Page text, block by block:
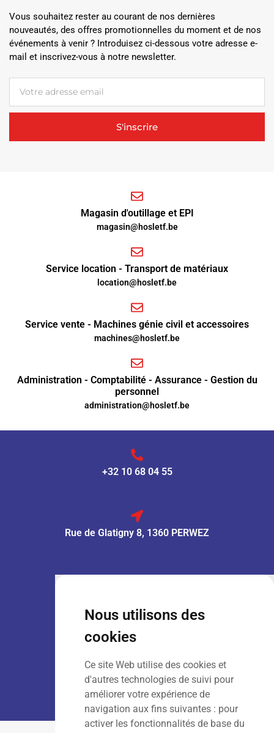
Nous utilisons des
cookies
Ce site Web utilise des cookies et
d'autres technologies de suivi pour
améliorer votre expérience de
navigation aux fins suivantes : pour
activer les fonctionnalités de base du
Vous souhaitez rester au courant de nos dernières
nouveautés, des offres promotionnelles du moment et de nos
événements à venir ? Introduisez ci-dessous votre adresse e-
mail et inscrivez-vous à notre newsletter.
S'inscrire
Magasin d'outillage et EPI
magasin@hosletf.be
Service location - Transport de matériaux
location@hosletf.be
Service vente - Machines génie civil et accessoires
machines@hosletf.be
Administration - Comptabilité - Assurance - Gestion du
personnel
administration@hosletf.be
+32 10 68 04 55
Rue de Glatigny 8, 1360 PERWEZ
: 9h00 – 13h00
Dim: Fermé
LOCATION :
Lun – Ven: 7h00 – 18h00
Sam – Dim
: Fermé